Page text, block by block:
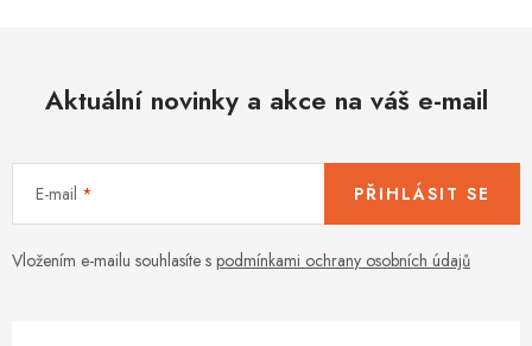
Aktuální novinky a akce na váš e-mail
E-mail
Vložením e-mailu souhlasíte s podmínkami ochrany osobních údajů
PŘIHLÁSIT SE